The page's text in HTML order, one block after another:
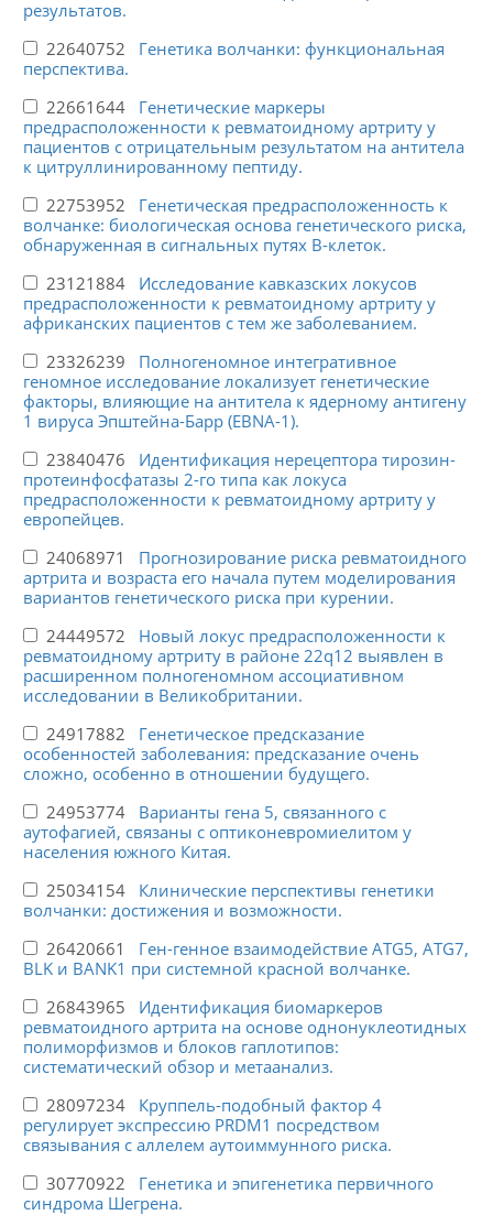
результатов.
22640752 Генетика волчанки: функциональная
перспектива.
22661644 Генетические маркеры
предрасположенности к ревматоидному артриту у
пациентов с отрицательным результатом на антитела
к цитруллинированному пептиду.
22753952 Генетическая предрасположенность к
волчанке: биологическая основа генетического риска,
обнаруженная в сигнальных путях В-клеток.
23121884 Исследование кавказских локусов
предрасположенности к ревматоидному артриту у
африканских пациентов с тем же заболеванием.
23326239 Полногеномное интегративное
геномное исследование локализует генетические
факторы, влияющие на антитела к ядерному антигену
1 вируса Эпштейна-Барр (EBNA-1).
23840476 Идентификация нерецептора тирозин-
протеинфосфатазы 2-го типа как локуса
предрасположенности к ревматоидному артриту у
европейцев.
24068971 Прогнозирование риска ревматоидного
артрита и возраста его начала путем моделирования
вариантов генетического риска при курении.
24449572 Новый локус предрасположенности к
ревматоидному артриту в районе 22q12 выявлен в
расширенном полногеномном ассоциативном
исследовании в Великобритании.
24917882 Генетическое предсказание
особенностей заболевания: предсказание очень
сложно, особенно в отношении будущего.
24953774 Варианты гена 5, связанного с
аутофагией, связаны с оптиконевромиелитом у
населения южного Китая.
25034154 Клинические перспективы генетики
волчанки: достижения и возможности.
26420661 Ген-генное взаимодействие ATG5, ATG7,
BLK и BANK1 при системной красной волчанке.
26843965 Идентификация биомаркеров
ревматоидного артрита на основе однонуклеотидных
полиморфизмов и блоков гаплотипов:
систематический обзор и метаанализ.
28097234 Круппель-подобный фактор 4
регулирует экспрессию PRDM1 посредством
связывания с аллелем аутоиммунного риска.
30770922 Генетика и эпигенетика первичного
синдрома Шегрена.